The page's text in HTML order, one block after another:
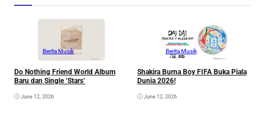
Berita Musik
Do Nothing Friend World Album
Baru dan Single ‘Stars’
June 12, 2026
Berita Musik
Shakira Burna Boy FIFA Buka Piala
Dunia 2026!
June 12, 2026